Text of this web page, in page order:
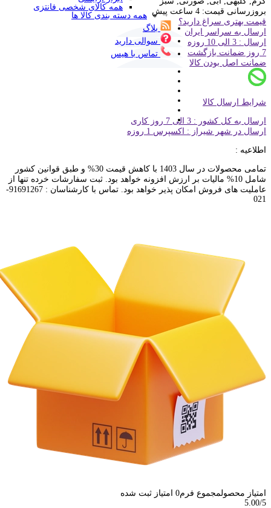
همه کالای شخصی فانتزی
همه دسته بندی کالا ها
بلاگ
سوالی دارید
تماس با هیس
بروزرسانی قیمت: 4 ساعت پیش
قیمت بهتری سراغ دارید؟
ارسال به سراسر ایران
ارسال : 3 الی 10 روزه
7 روز ضمانت بازگشت
ضمانت اصل بودن کالا
شرایط ارسال کالا
ارسال به کل کشور : 3 الی 7 روز کاری
ارسال در شهر شیراز : اکسپرس 1 روزه
اطلاعیه :
تمامی محصولات در سال 1403 با کاهش قیمت 30% و طبق قوانین کشور
شامل 10% مالیات بر ارزش افزونه خواهد بود. ثبت سفارشات خرده تنها از
عاملیت های فروش امکان پذیر خواهد بود. تماس با کارشناسان : 91691267-
021
امتیاز محصولمجموع فرم0 امتیاز ثبت شده
5.00/5